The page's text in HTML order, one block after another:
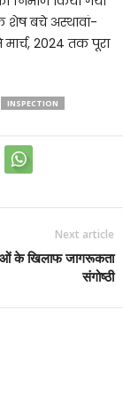
शेष बचे अस्थावां-
मार्च, 2024 तक पूरा
INSPECTION
Next article
के खिलाफ जागरूकता
संगोष्ठी